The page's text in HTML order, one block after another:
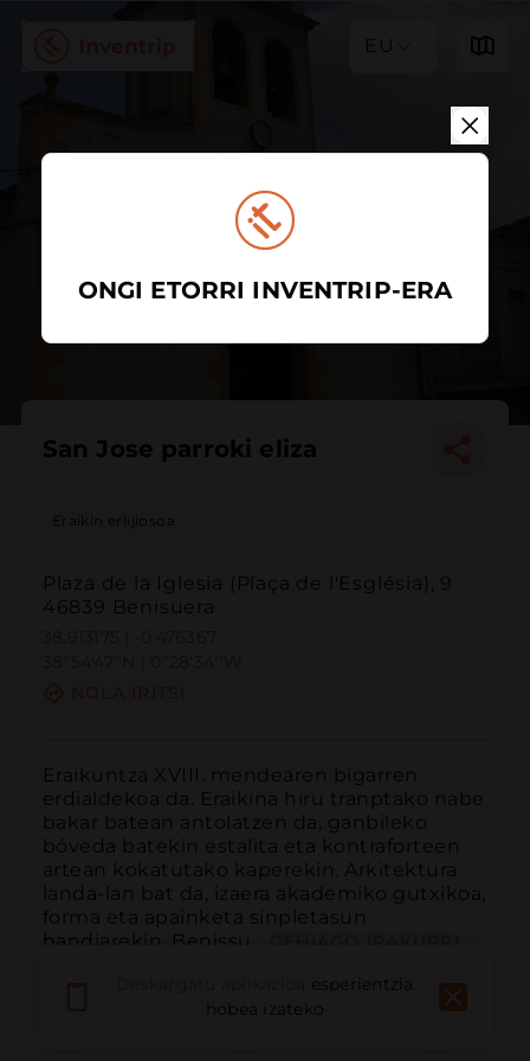
EU
San Jose parroki eliza
Eraikin erlijiosoa
Plaza de la Iglesia (Plaça de l'Església), 9
46839 Benisuera
Eraikuntza XVIII. mendearen bigarren
erdialdekoa da. Eraikina hiru tranptako nabe
bakar batean antolatzen da, ganbileko
bóveda batekin estalita eta kontraforteen
artean kokatutako kaperekin. Arkitektura
landa-lan bat da, izaera akademiko gutxikoa,
forma eta apainketa sinpletasun
handiarekin. Benissu...
esperientzia
hobea izateko
ONGI ETORRI INVENTRIP-ERA